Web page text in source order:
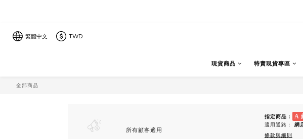
繁體中文
TWD
現貨商品 特賣現貨專區
全部商品
所有顧客適用
指定商品： A
適用通路： 網
條款與細則